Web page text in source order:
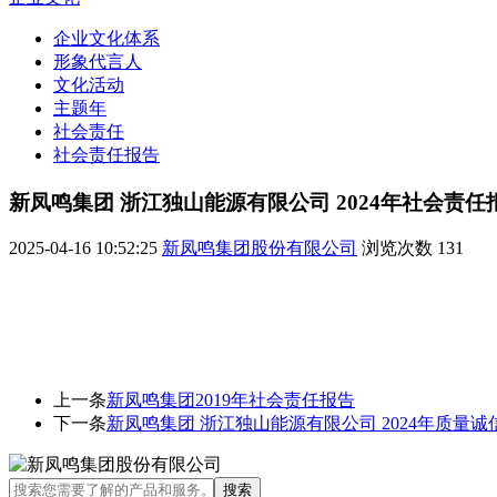
企业文化体系
形象代言人
文化活动
主题年
社会责任
社会责任报告
新凤鸣集团 浙江独山能源有限公司 2024年社会责任
2025-04-16 10:52:25 新凤鸣集团股份有限公司 浏览次数 131
上一条新凤鸣集团2019年社会责任报告
下一条新凤鸣集团 浙江独山能源有限公司 2024年质量诚